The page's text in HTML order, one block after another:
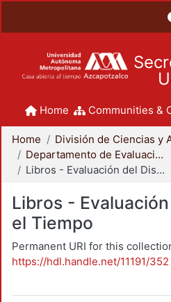
Home Communities &
Home
Departamento de Evaluación del Diseño en el Tiempo
Libros - Evaluación del Diseño en el Tiempo
Libros -
el Tiempo
Permanent URI for this
https://hdl.handle.net/11191/352